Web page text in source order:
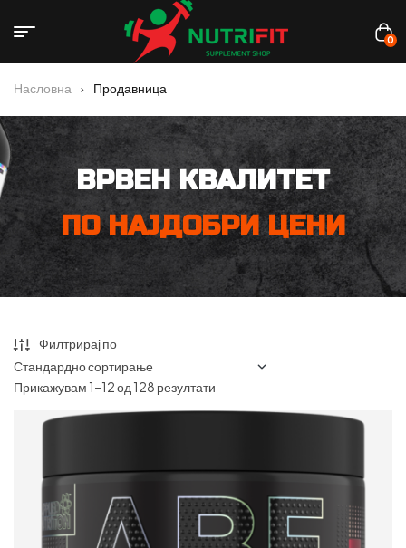
0
Насловна Продавница
ВРВЕН КВАЛИТЕТ
ПО НАЈДОБРИ ЦЕНИ
Филтрирај по
Прикажувам 1–12 од 128 резултати